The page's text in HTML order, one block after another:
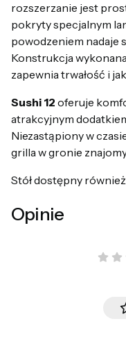
rozszerzanie jest
pokryty specjalnym
powodzeniem nadaje
Konstrukcja
zapewnia trwałość i
Sushi 12 oferuje
atrakcyjnym
Niezastąpiony w
grilla w gronie
Stół dostępny
Opinie